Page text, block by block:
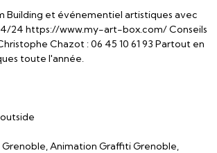
Building et événementiel artistiques avec
24 https://www.my-art-box.com/ Conseils
Chazot : 06 45 10 61 93 Partout en
toute l'année.
Animation Graffiti Grenoble,